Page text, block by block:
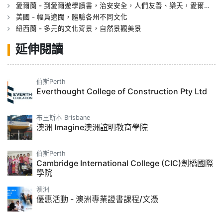
愛爾蘭 - 到愛爾遊學讀書，治安安全，人們友善、樂天，愛爾蘭的教育在歐洲名列前茅的，許多著名的科技產業中心，有【歐洲矽谷】之稱，華人比例少，適合全英文的學習環境，環遊歐洲超便利。
美國 - 幅員遼闊，體驗各州不同文化
紐西蘭 - 多元的文化背景，自然景觀美景
延伸閱讀
伯斯Perth
Everthought College of Construction Pty Ltd
布里斯本 Brisbane
澳洲 Imagine澳洲誼明教育學院
伯斯Perth
Cambridge International College (CIC)劍橋國際
學院
澳洲
優惠活動 - 澳洲專業證書課程/文憑